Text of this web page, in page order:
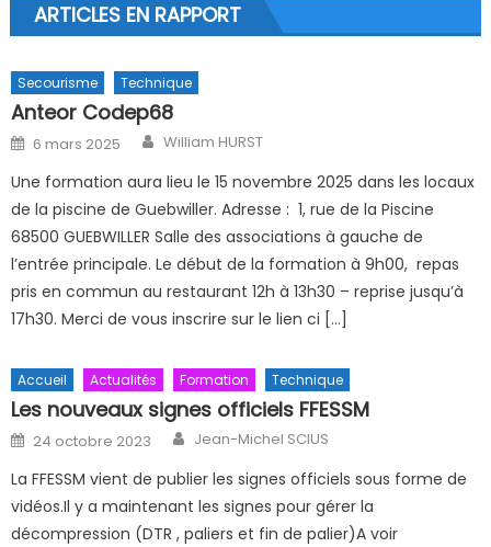
ARTICLES EN RAPPORT
Secourisme Technique
Anteor Codep68
Posted on
6 mars 2025 Author
William HURST
Une formation aura lieu le 15 novembre 2025 dans les locaux
de la piscine de Guebwiller. Adresse : 1, rue de la Piscine
68500 GUEBWILLER Salle des associations à gauche de
l’entrée principale. Le début de la formation à 9h00, repas
pris en commun au restaurant 12h à 13h30 – reprise jusqu’à
17h30. Merci de vous inscrire sur le lien ci […]
Accueil Actualités Formation Technique
Les nouveaux signes officiels FFESSM
Posted on
24 octobre 2023 Author
Jean-Michel SCIUS
La FFESSM vient de publier les signes officiels sous forme de
vidéos.Il y a maintenant les signes pour gérer la
décompression (DTR , paliers et fin de palier)A voir